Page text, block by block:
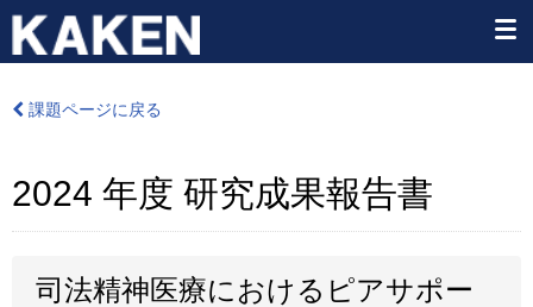
課題ページに戻る
2024 年度 研究成果報告書
司法精神医療におけるピアサポー